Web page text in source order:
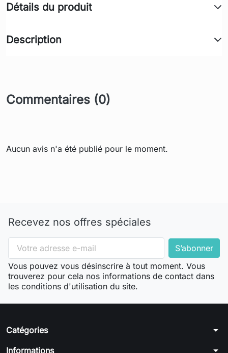
Détails du produit
Description
Commentaires (0)
Aucun avis n'a été publié pour le moment.
Recevez nos offres spéciales
Vous pouvez vous désinscrire à tout moment. Vous
trouverez pour cela nos informations de contact dans
les conditions d'utilisation du site.
Catégories arrow_drop_down
Informations arrow_drop_down